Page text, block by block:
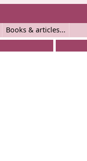
Books & articles